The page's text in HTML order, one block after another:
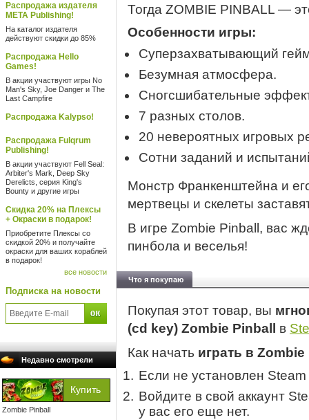
Распродажа издателя
META Publishing!
На каталог издателя
действуют скидки до 85%
Распродажа Hello
Games!
В акции участвуют игры No
Man's Sky, Joe Danger и The
Last Campfire
Распродажа Kalypso!
Распродажа Fulqrum
Publishing!
В акции участвуют Fell Seal:
Arbiter's Mark, Deep Sky
Derelicts, серия King's
Bounty и другие игры
Скидка 20% на Плексы
+ Окраски в подарок!
Приобретите Плексы со
скидкой 20% и получайте
окраски для ваших кораблей
в подарок!
все новости
Подписка на новости
Недавно смотрели
Zombie Pinball
Тогда ZOMBIE PINBALL —
Особенности игры:
Суперзахватывающий
Безумная атмосфера.
Сногсшибательные
7 разных столов.
20 невероятных игровых
Сотни заданий и
Монстр Франкенштейна и
мертвецы и скелеты
В игре Zombie Pinball, вас
пинбола и веселья!
Что я покупаю
Покупая этот товар, вы
(cd key) Zombie Pinball в
Как начать играть в
Если не установлен
Войдите в свой аккаунт
у вас его еще нет.